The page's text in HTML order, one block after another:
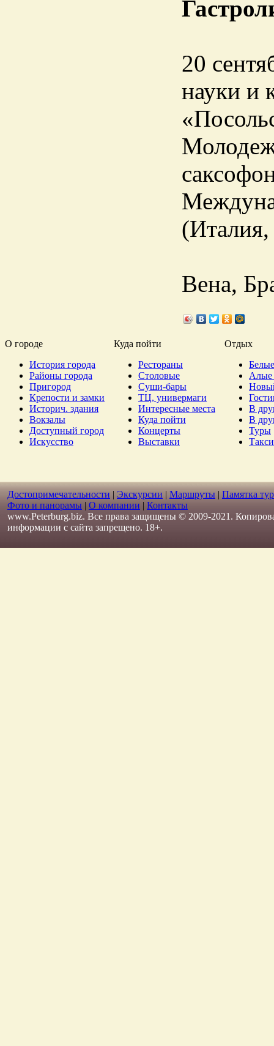
20
науки и
Вена,
О городе Куда пойти
Отдых
История города
Районы города
Пригород
Крепости и замки
Историч. здания
Вокзалы
Доступный город
Искусство
Рестораны
Столовые
Суши-бары
ТЦ, универмаги
Интересные места
Куда пойти
Концерты
Выставки
Алые
В
В
Туры
Такси
Достопримечательности | Экскурсии | Маршруты | Памятка
Фото и панорамы | О компании | Контакты
www.Peterburg.biz. Все права защищены © 2009-2021.
информации с сайта запрещено. 18+.